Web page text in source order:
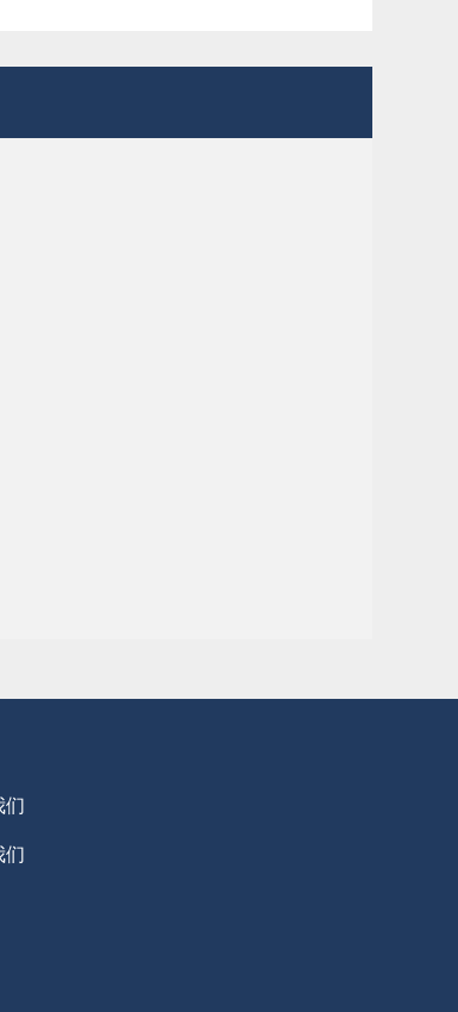
们
们